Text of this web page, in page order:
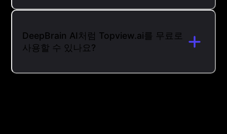
DeepBrain AI처럼 Topview.ai를 무료로
사용할 수 있나요?